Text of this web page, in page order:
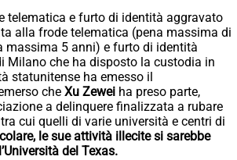
telematica e furto di identità aggravato
alla frode telematica (pena massima di
massima 5 anni) e furto di identità
Milano che ha disposto la custodia in
statunitense ha emesso il
che Xu Zewei ha preso parte,
a delinquere finalizzata a rubare
cui quelli di varie università e centri di
le sue attività illecite si sarebbe
del Texas.